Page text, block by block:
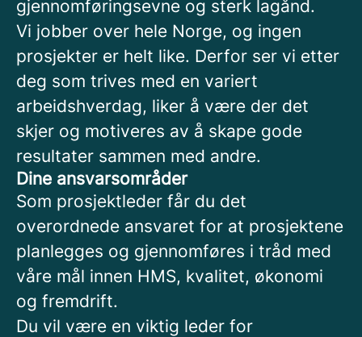
gjennomføringsevne og sterk lagånd.
Vi jobber over hele Norge, og ingen
prosjekter er helt like. Derfor ser vi etter
deg som trives med en variert
arbeidshverdag, liker å være der det
skjer og motiveres av å skape gode
resultater sammen med andre.
Dine ansvarsområder
Som prosjektleder får du det
overordnede ansvaret for at prosjektene
planlegges og gjennomføres i tråd med
våre mål innen HMS, kvalitet, økonomi
og fremdrift.
Du vil være en viktig leder for